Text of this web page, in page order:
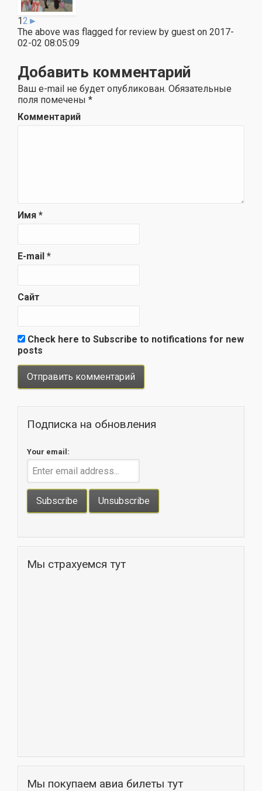
12 ►
The above was flagged for review by guest on 2017-
02-02 08:05:09
Добавить комментарий
Ваш e-mail не будет опубликован. Обязательные
поля помечены *
Комментарий
Имя *
E-mail *
Сайт
Check here to Subscribe to notifications for new
posts
Подписка на обновления
Your email:
Мы страхуемся тут
Мы покупаем авиа билеты тут